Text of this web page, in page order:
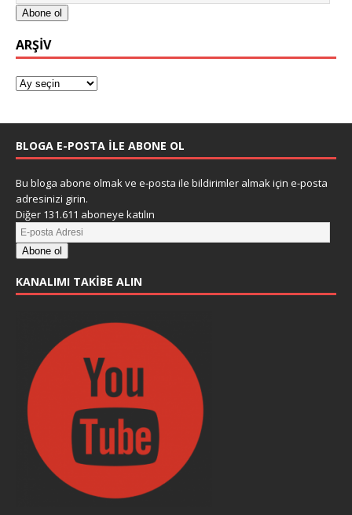
Abone ol
ARŞIV
BLOGA E-POSTA ILE ABONE OL
Bu bloga abone olmak ve e-posta ile bildirimler almak için e-posta
adresinizi girin.
Diğer 131.611 aboneye katılın
Abone ol
KANALIMI TAKIBE ALIN